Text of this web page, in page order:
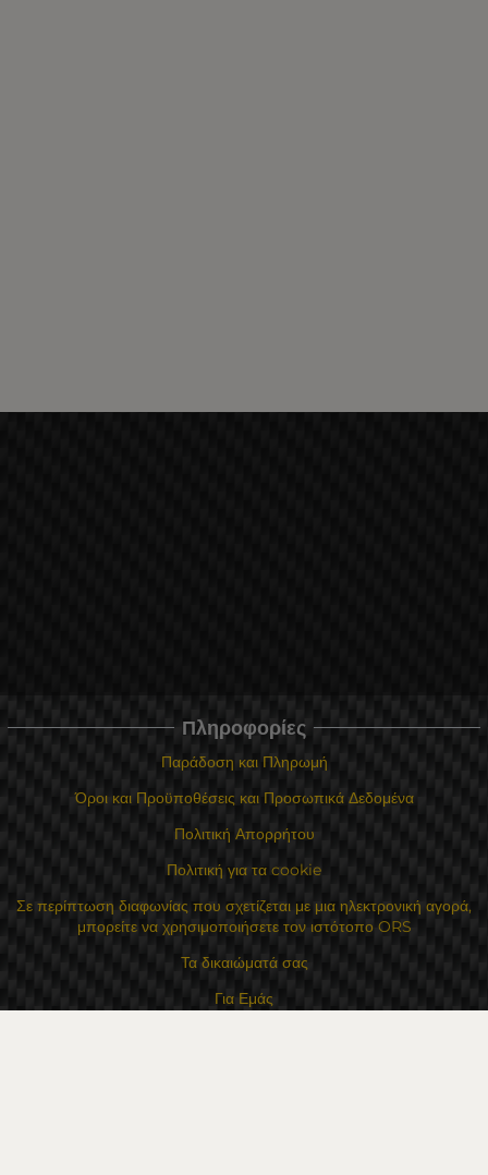
Πληροφορίες
Παράδοση και Πληρωμή
Όροι και Προϋποθέσεις και Προσωπικά Δεδομένα
Πολιτική Απορρήτου
Πολιτική για τα cookie
Σε περίπτωση διαφωνίας που σχετίζεται με μια ηλεκτρονική αγορά,
μπορείτε να χρησιμοποιήσετε τον ιστότοπο ORS
Τα δικαιώματά σας
Για Εμάς